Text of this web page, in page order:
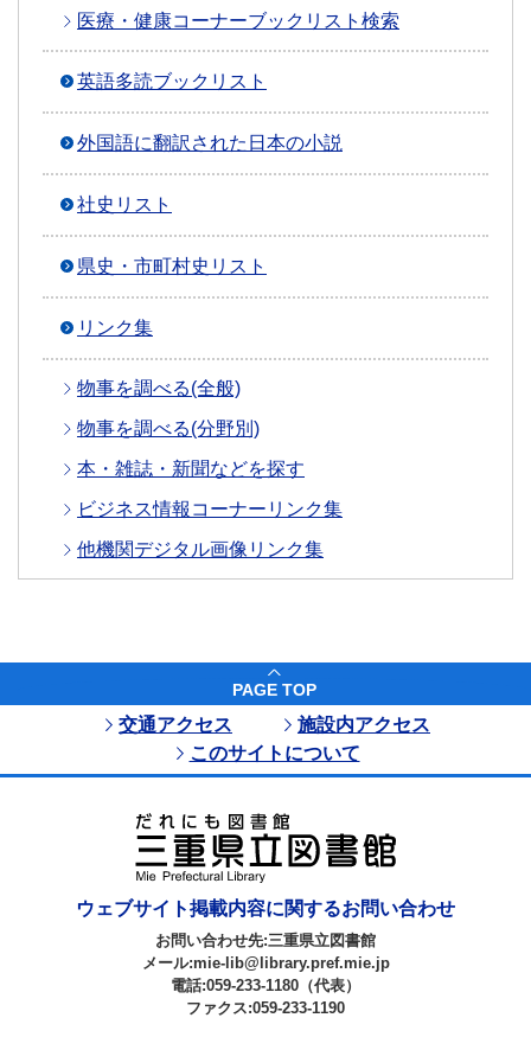
医療・健康コーナーブックリスト検索
英語多読ブックリスト
外国語に翻訳された日本の小説
社史リスト
県史・市町村史リスト
リンク集
物事を調べる(全般)
物事を調べる(分野別)
本・雑誌・新聞などを探す
ビジネス情報コーナーリンク集
他機関デジタル画像リンク集
PAGE TOP
交通アクセス
施設内アクセス
このサイトについて
ウェブサイト掲載内容に関するお問い合わせ
お問い合わせ先:三重県立図書館
メール:mie-lib@library.pref.mie.jp
電話:059-233-1180（代表）
ファクス:059-233-1190